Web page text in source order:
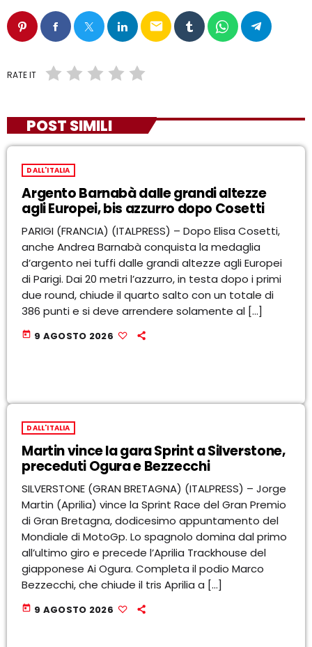
email
RATE IT
POST SIMILI
DALL'ITALIA
Argento Barnabà dalle grandi altezze
agli Europei, bis azzurro dopo Cosetti
PARIGI (FRANCIA) (ITALPRESS) – Dopo Elisa Cosetti,
anche Andrea Barnabà conquista la medaglia
d’argento nei tuffi dalle grandi altezze agli Europei
di Parigi. Dai 20 metri l’azzurro, in testa dopo i primi
due round, chiude il quarto salto con un totale di
386 punti e si deve arrendere solamente al […]
today 9 AGOSTO 2026
DALL'ITALIA
Martin vince la gara Sprint a Silverstone,
preceduti Ogura e Bezzecchi
SILVERSTONE (GRAN BRETAGNA) (ITALPRESS) – Jorge
Martin (Aprilia) vince la Sprint Race del Gran Premio
di Gran Bretagna, dodicesimo appuntamento del
Mondiale di MotoGp. Lo spagnolo domina dal primo
all’ultimo giro e precede l’Aprilia Trackhouse del
giapponese Ai Ogura. Completa il podio Marco
Bezzecchi, che chiude il tris Aprilia a […]
today 9 AGOSTO 2026